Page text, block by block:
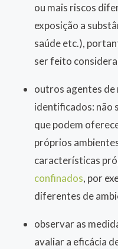
ou mais riscos
exposição a
saúde etc.),
ser feito
outros agentes de
identificados: não
que podem
próprios
características
confinados, por
diferentes de
observar as
avaliar a eficácia